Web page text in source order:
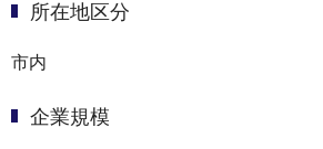
所在地区分
市内
企業規模